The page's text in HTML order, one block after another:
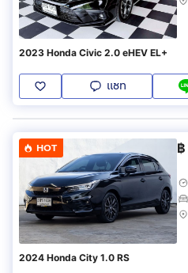
2023 Honda Civic 2.0 eHEV EL+
แชท
HOT ฿
2024 Honda City 1.0 RS